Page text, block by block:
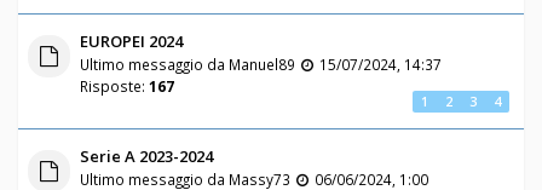
EUROPEI 2024
Ultimo messaggio da Manuel89
15/07/2024, 14:37
Risposte: 167
1 2 3 4
Serie A 2023-2024
Ultimo messaggio da Massy73
06/06/2024, 1:00